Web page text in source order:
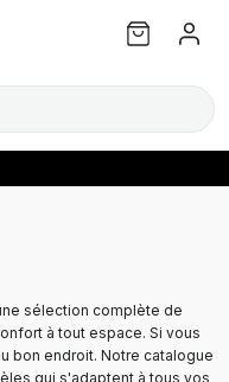
sélection complète de
à tout espace. Si vous
bon endroit. Notre catalogue
qui s'adaptent à tous vos